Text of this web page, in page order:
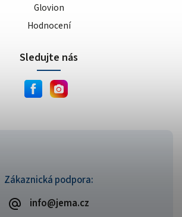
Zákaznická podpora:
info@jema.cz
Glovion
Hodnocení
Sledujte nás